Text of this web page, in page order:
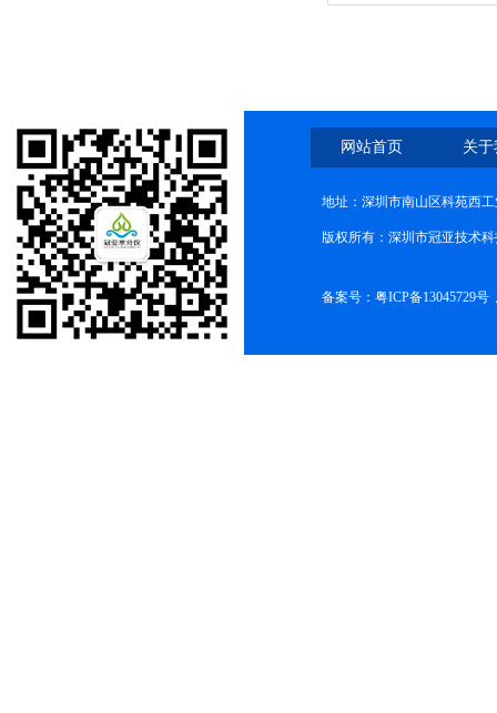
网站首页 关
地址：深圳市南山区科苑西
版权所有：深圳市冠亚技术
备案号： 粤ICP备13045729号